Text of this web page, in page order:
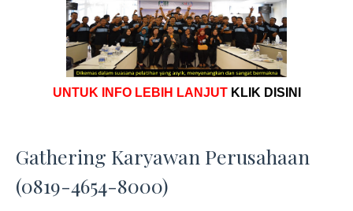
UNTUK INFO LEBIH LANJUT KLIK DISINI
Gathering Karyawan Perusahaan
(0819-4654-8000)